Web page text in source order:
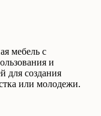
мебель с
и
для создания
или молодежи.